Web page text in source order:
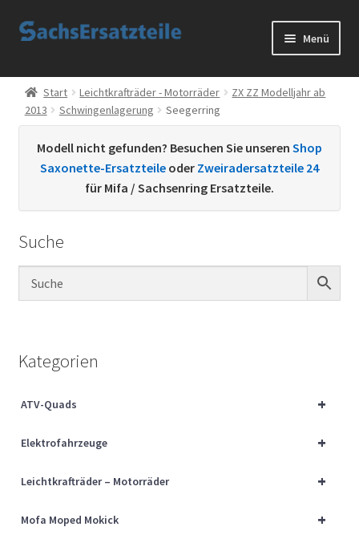
Zur
Zum
Menü
Start
AGB
Datenschutzerklärung
Kontakt
Sachs Ersatzteile
Über uns
Start Leichtkrafträder - Motorräder
ZX ZZ Modelljahr ab
2013
Schwingenlagerung Seegerring
Modell nicht gefunden? Besuchen Sie unseren Shop
Saxonette-Ersatzteile oder Zweiradersatzteile 24
für Mifa / Sachsenring Ersatzteile.
Suche
Kategorien
+
ATV-Quads
+
Elektrofahrzeuge
+
Leichtkrafträder – Motorräder
+
Mofa Moped Mokick